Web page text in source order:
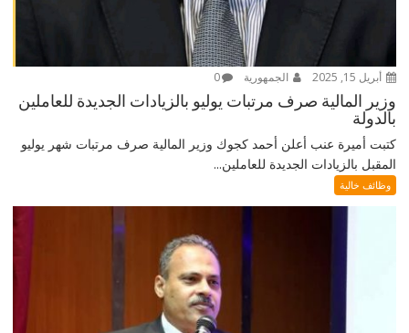
أبريل 15, 2025 الجمهورية 0
وزير المالية صرف مرتبات يوليو بالزيادات الجديدة للعاملين
بالدولة
كتبت أميرة عنب أعلن أحمد كجوك وزير المالية صرف مرتبات شهر يوليو
المقبل بالزيادات الجديدة للعاملين...
وظائف خالية